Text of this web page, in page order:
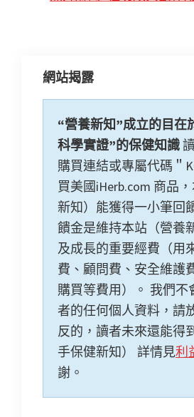
網站揭露
“營養新知”成立的目在
科學實證”的保健知識
購買連結或專屬代碼＂
買美國iHerb.com 商品
新知）能獲得一小筆回
饋金是維持本站（營養
及成長的重要經費（用
費、顧問費、安全維護
購買等費用）。 我們不
者的任何個人資料，請
反的，讀者未來還能得
手保健新知） 詳情見利
謝。